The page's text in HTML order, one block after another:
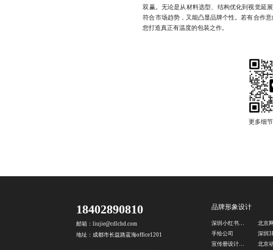
双赢。无论是从材料选型、结构优化到视觉延
符合市场趋势，又能凸显品牌个性。若有合作
您打造真正有温度的包装之作。
18402890810
邮箱：liujie@cdlchd.com
地址：成都市长益路蓝海office1201
品牌形象设计
深圳小红书图文设计
手绘公司
宣传册设计公司